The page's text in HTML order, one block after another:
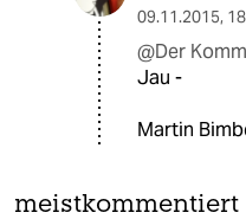
09.11.2015,
@Der
Jau -
Martin
meistkommentiert